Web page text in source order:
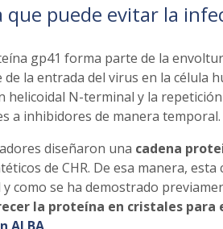
puede evitar la
gp41 forma parte de la
la entrada del virus en la célula
helicoidal N-terminal y la
a inhibidores de manera temporal.
diseñaron una cadena
de CHR. De esa manera,
y como se ha demostrado
la proteína en cristales para